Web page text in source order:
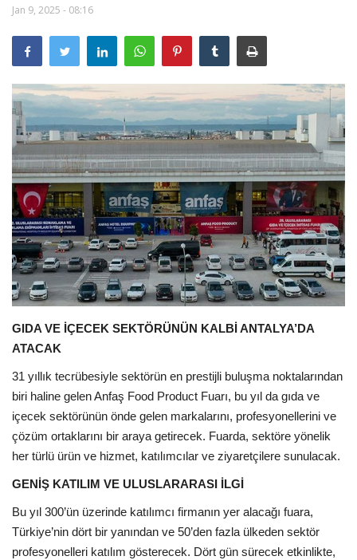
Görüntülü
Araştırma - İnceleme
Lezzet Durakları
Röportajlar
Gezi - Yorum
Sizlerden Gelenler
Video Tanıtım
Köşe Yazarları
Galeri
Jan 9, 2025 - 08:16
GIDA VE İÇECEK SEKTÖRÜNÜN KALBİ ANTALYA’DA
ATACAK
31 yıllık tecrübesiyle sektörün en prestijli buluşma noktalarından
biri haline gelen Anfaş Food Product Fuarı, bu yıl da gıda ve
içecek sektörünün önde gelen markalarını, profesyonellerini ve
çözüm ortaklarını bir araya getirecek. Fuarda, sektöre yönelik
her türlü ürün ve hizmet, katılımcılar ve ziyaretçilere sunulacak.
GENİŞ KATILIM VE ULUSLARARASI İLGİ
Bu yıl 300’ün üzerinde katılımcı firmanın yer alacağı fuara,
Türkiye’nin dört bir yanından ve 50’den fazla ülkeden sektör
profesyonelleri katılım gösterecek. Dört gün sürecek etkinlikte,